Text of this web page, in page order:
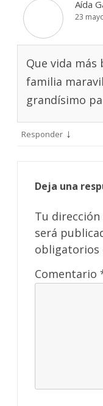
Aída
23
Que vida más
familia
grandísimo
Responder ↓
Deja una
Tu
será
obligatorios
Comentario